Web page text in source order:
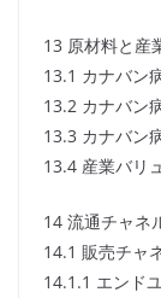
13 原材料と産
13.1 カナバン
13.2 カナバン
13.3 カナバン
13.4 産業バリ
14 流通チャネ
14.1 販売チャ
14.1.1 エンド